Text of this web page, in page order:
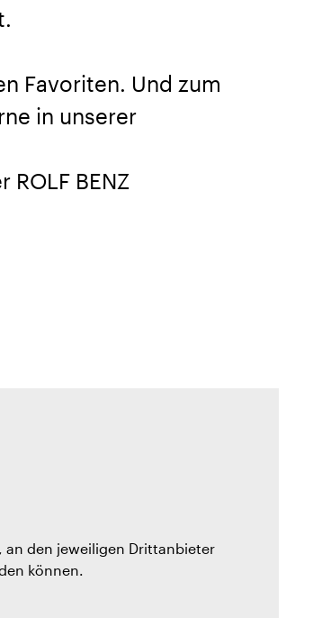
Favoriten. Und zum
in unserer
BENZ
an den jeweiligen Drittanbieter
können.